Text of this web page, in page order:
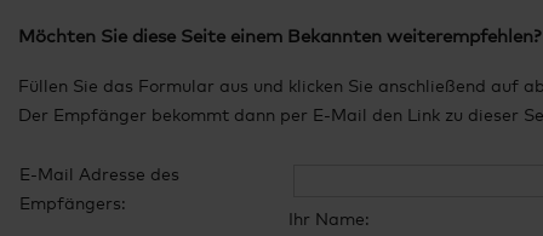
Möchten Sie diese Seite einem Bekannten weiterempfehlen?
Füllen Sie das Formular aus und klicken Sie anschließend auf
Der Empfänger bekommt dann per E-Mail den Link zu dieser
E-Mail Adresse des
Empfängers:
Ihr Name: